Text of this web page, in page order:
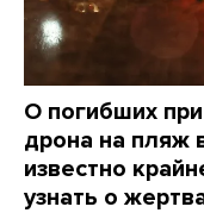
О погибших
дрона на пляж
известно
узнать о